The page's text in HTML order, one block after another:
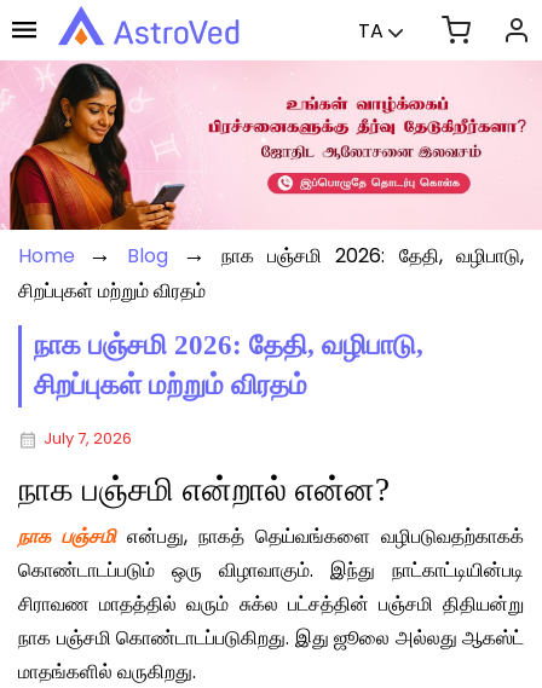
TA
Home → Blog →
நாக பஞ்சமி 2026: தேதி, வழிபாடு,
சிறப்புகள் மற்றும் விரதம்
நாக பஞ்சமி 2026: தேதி, வழிபாடு,
சிறப்புகள் மற்றும் விரதம்
July 7, 2026
நாக பஞ்சமி என்றால் என்ன?
நாக பஞ்சமிஎன்பது, நாகத் தெய்வங்களை வழிபடுவதற்காகக்
கொண்டாடப்படும் ஒரு விழாவாகும். இந்து நாட்காட்டியின்படி
சிராவண மாதத்தில் வரும் சுக்ல பட்சத்தின் பஞ்சமி திதியன்று
நாக பஞ்சமி கொண்டாடப்படுகிறது. இது ஜூலை அல்லது ஆகஸ்ட்
மாதங்களில் வருகிறது.